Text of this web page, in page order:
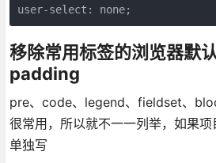
user-select: none;
移除常用标签的浏览器默
padding
pre、code、legend、fieldset、
很常用，所以就不一一列举，如果
单独写